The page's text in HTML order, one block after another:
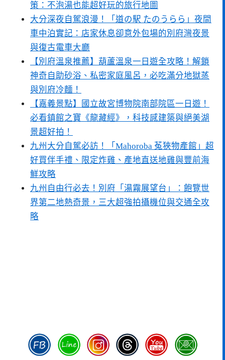
策：不泡湯也能超好玩的旅行地圖
大分深夜自駕浪漫！「道の駅 たのうらら」夜間
車中泊實記：店家休息卻意外包場的別府灣夜景
與復古電車大廳
【別府溫泉推薦】葫蘆溫泉一日遊全攻略！解鎖
神奇自助砂浴、私密家庭風呂，必吃滿分地獄蒸
與別府冷麵！
【嘉義景點】國立故宮博物院南部院區一日遊！
必看鎮館之寶《龍藏經》，科技感建築與絕美湖
景超好拍！
九州大分自駕必訪！「Mahoroba 菟狹物產館」超
好買伴手禮、限定炸雞、產地直送地雞與豐前海
鮮攻略
九州自由行必去！別府「湯霧展望台」：飽覽世
界第二地熱奇景，三大超強拍攝機位與交通全攻
略